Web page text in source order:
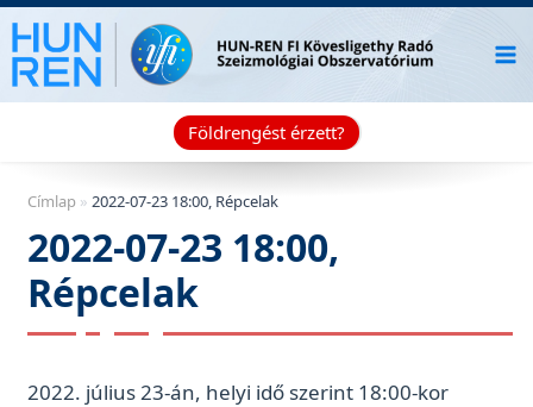
Skip
to
content
Földrengést érzett?
Címlap » 2022-07-23 18:00, Répcelak
2022-07-23 18:00,
Répcelak
2022. július 23-án, helyi idő szerint 18:00-kor